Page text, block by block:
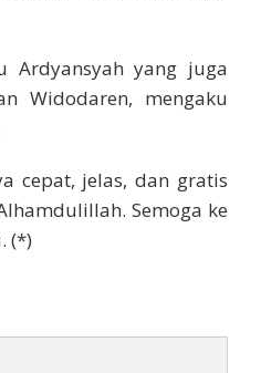
Ardyansyah yang juga
Widodaren, mengaku
cepat, jelas, dan gratis
Semoga ke
(*)